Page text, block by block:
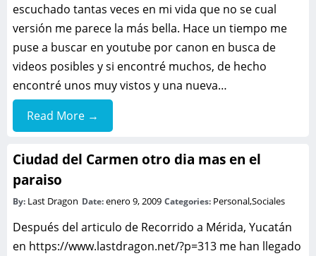
escuchado tantas veces en mi vida que no se cual
versión me parece la más bella. Hace un tiempo me
puse a buscar en youtube por canon en busca de
videos posibles y si encontré muchos, de hecho
encontré unos muy vistos y una nueva…
Read More →
Ciudad del Carmen otro dia mas en el
paraiso
By: Last Dragon Date:enero 9, 2009 Categories: Personal,Sociales
Después del articulo de Recorrido a Mérida, Yucatán
en https://www.lastdragon.net/?p=313 me han llegado